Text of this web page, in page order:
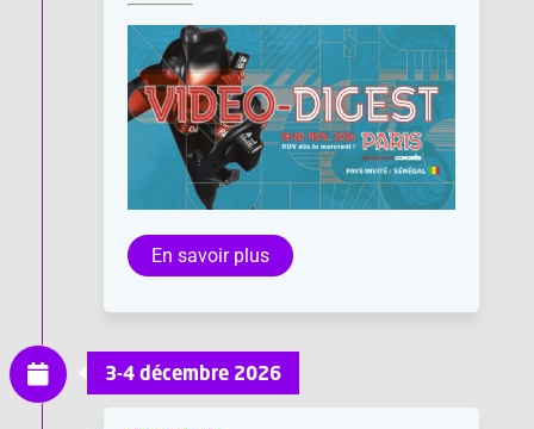
En savoir plus
3-4 décembre 2026